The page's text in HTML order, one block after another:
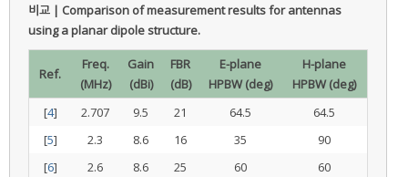
비교 | Comparison of measurement results for antennas
using a planar dipole structure.
Ref.
Freq.
(MHz)
Gain
(dBi)
FBR
(dB)
E-plane
HPBW (deg)
H-plane
HPBW (deg)
[4] 2.707 9.5 21 64.5
64.5
[5] 2.3 8.6 16 35
90
[6] 2.6 8.6 25 60
60